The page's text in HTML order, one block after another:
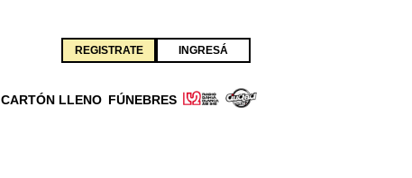
REGISTRATE INGRESÁ
CARTÓN LLENO FÚNEBRES